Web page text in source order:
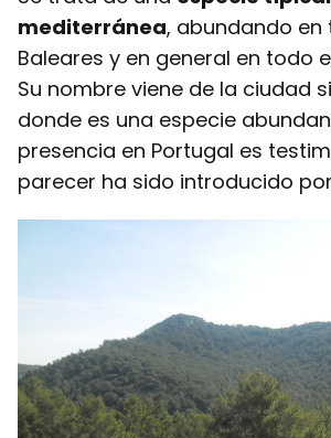
mediterránea, abundando
Baleares y en general en todo
Su nombre viene de la ciudad
donde es una especie
presencia en Portugal es
parecer ha sido introducido